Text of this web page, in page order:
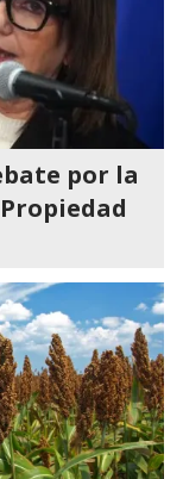
por la